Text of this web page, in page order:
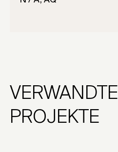
VERWANDTE
PROJEKTE